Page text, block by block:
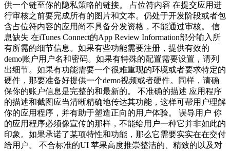
供一个链至你的隐私策略的链接。 占位符内容 在提交应用进
行审核之前要完成所有的图片和文本。仍处于开发阶段或者包
含占位符内容的应用尚不具备分发资格，不能通过审核。 信
息缺失 在iTunes Connect的App Review Information部分输入所
有所需的细节信息。如果有些功能需要注册，提供有效的
demo账户用户名和密码。如果有特殊的配置需要设置，请列
出细节。如果有功能需要一个很难重现的环境或者要求特定的
硬件，那要准备好提供一个demo视频或者硬件。同样，请确
保你的账户信息是完整的和最新的。 不准确的描述 应用程序
的描述和截图应当清晰精确地传达其功能，这样可帮用户理解
你的应用程序，并有助于塑造正向的用户体验。 误导用户 你
的应用程序必须像宣传的那样，不能给用户一种它并非如此的
印象。如果承诺了某项特性和功能，那么它需要实实在在交付
给用户。 不合标准的UI 苹果高度推崇整洁的、精致的以及对